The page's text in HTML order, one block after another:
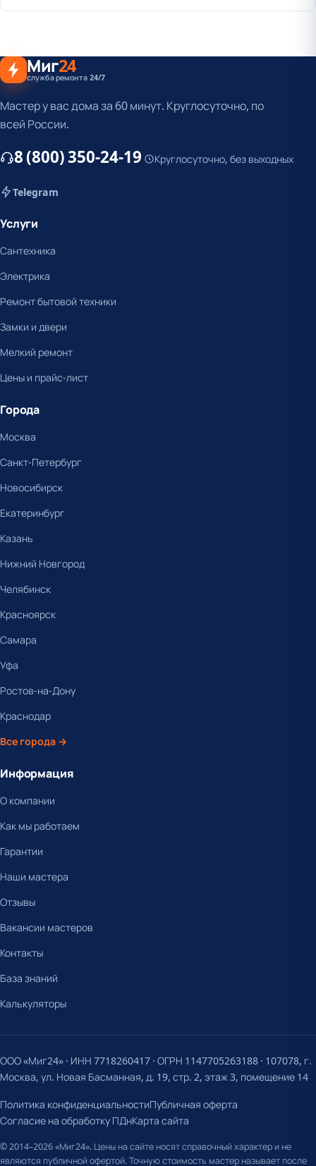
Миг24
служба ремонта 24/7
Мастер у вас дома за 60 минут. Круглосуточно, по
всей России.
8 (800) 350-24-19 Круглосуточно, без выходных
Telegram
Услуги
Сантехника
Электрика
Ремонт бытовой техники
Замки и двери
Мелкий ремонт
Цены и прайс-лист
Города
Москва
Санкт-Петербург
Новосибирск
Екатеринбург
Казань
Нижний Новгород
Челябинск
Красноярск
Самара
Уфа
Ростов-на-Дону
Краснодар
Все города →
Информация
О компании
Как мы работаем
Гарантии
Наши мастера
Отзывы
Вакансии мастеров
Контакты
База знаний
Калькуляторы
ООО «Миг24» · ИНН 7718260417 · ОГРН 1147705263188 · 107078, г.
Москва, ул. Новая Басманная, д. 19, стр. 2, этаж 3, помещение 14
Политика конфиденциальностиПубличная оферта
Согласие на обработку ПДнКарта сайта
© 2014–2026 «Миг24». Цены на сайте носят справочный характер и не
являются публичной офертой. Точную стоимость мастер называет после